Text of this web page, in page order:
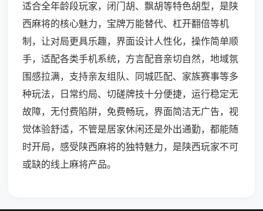
适合全年龄段玩家，闭门胡、飘胡等特色胡型，是陕
西麻将的核心魅力，宝牌万能替代、杠开翻倍等机
制，让对局更具乐趣，界面设计人性化，操作简单顺
手，适配各类手机系统，方言配音亲切自然，地域氛
围感拉满，支持亲友组队、同城匹配、家族赛事等多
种玩法，日常约局、切磋牌技十分便捷，运行稳定无
故障，无付费陷阱，免费畅玩，界面简洁无广告，视
觉体验舒适，不管是居家休闲还是外出通勤，都能随
时开局，感受陕西麻将的独特魅力，是陕西玩家不可
或缺的线上麻将产品。